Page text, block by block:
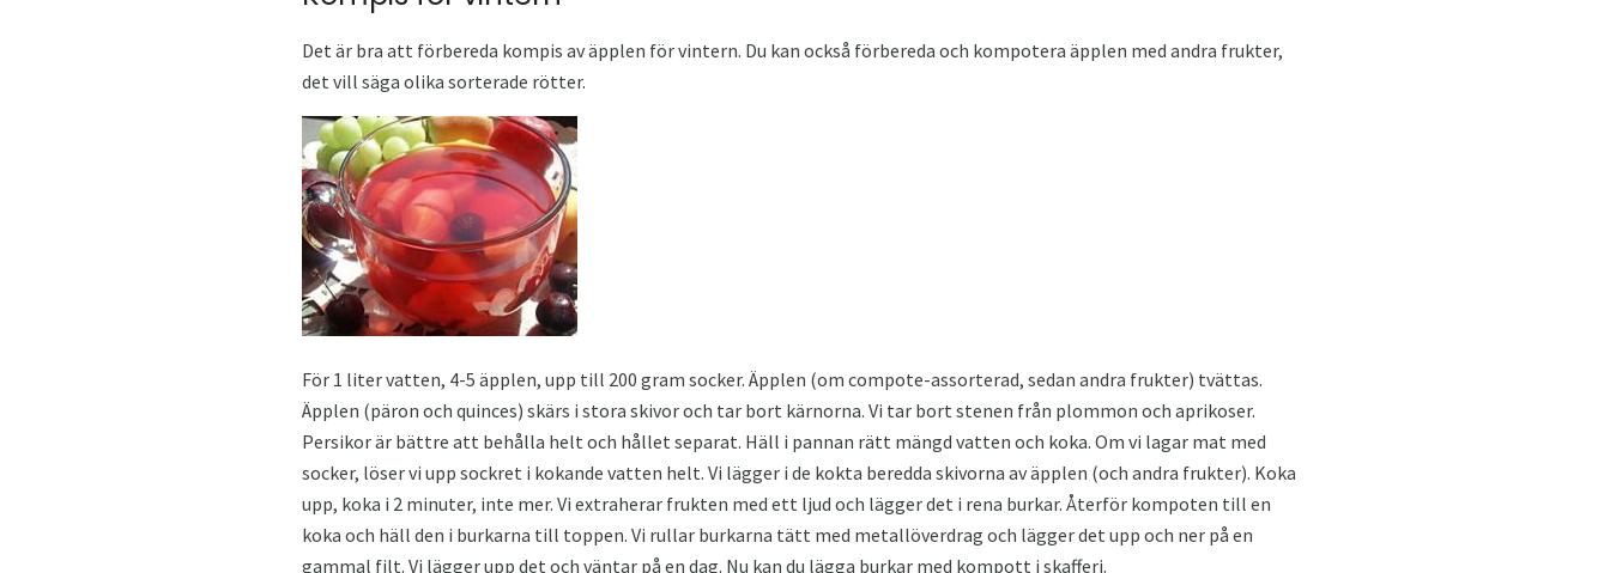
Det är bra att förbereda kompis av äpplen för vintern. Du kan också förbereda och kompotera äpplen med andra frukter,
det vill säga olika sorterade rötter.
För 1 liter vatten, 4-5 äpplen, upp till 200 gram socker. Äpplen (om compote-assorterad, sedan andra frukter) tvättas.
Äpplen (päron och quinces) skärs i stora skivor och tar bort kärnorna. Vi tar bort stenen från plommon och aprikoser.
Persikor är bättre att behålla helt och hållet separat. Häll i pannan rätt mängd vatten och koka. Om vi ​​lagar mat med
socker, löser vi upp sockret i kokande vatten helt. Vi lägger i de kokta beredda skivorna av äpplen (och andra frukter). Koka
upp, koka i 2 minuter, inte mer. Vi extraherar frukten med ett ljud och lägger det i rena burkar. Återför kompoten till en
koka och häll den i burkarna till toppen. Vi rullar burkarna tätt med metallöverdrag och lägger det upp och ner på en
gammal filt. Vi lägger upp det och väntar på en dag. Nu kan du lägga burkar med kompott i skafferi.